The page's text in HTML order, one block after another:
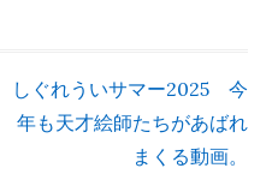
しぐれういサマー2025 今
年も天才絵師たちがあばれ
まくる動画。